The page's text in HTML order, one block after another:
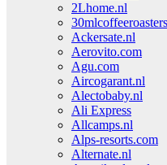
2Lhome.nl
Ackersate.nl
Aerovito.com
Agu.com
Aircogarant.nl
Alectobaby.nl
Ali Express
Allcamps.nl
Alps-resorts.com
Alternate.nl